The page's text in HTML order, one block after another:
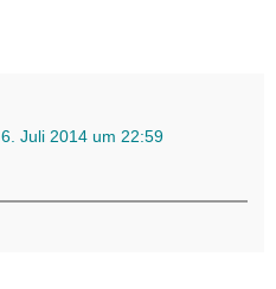
6. Juli 2014 um 22:59